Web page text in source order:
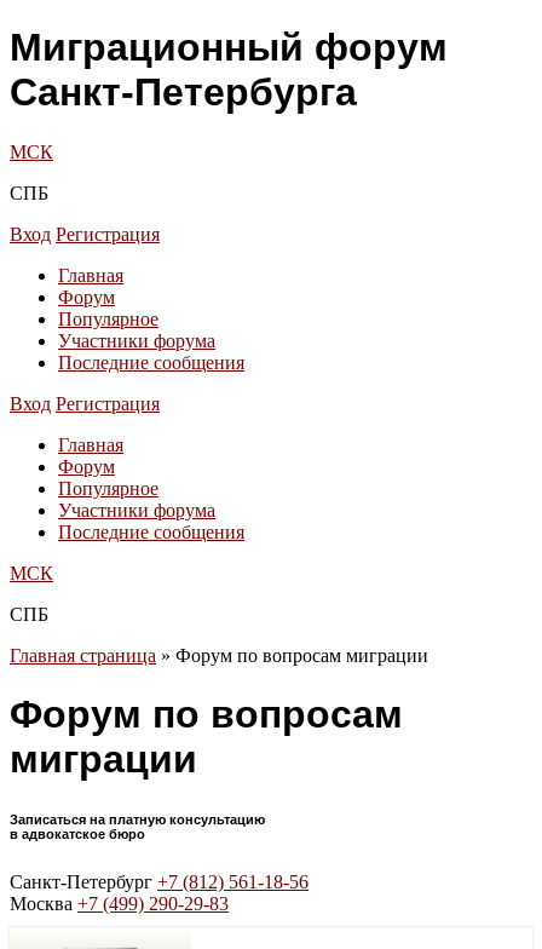
Миграционный форум
Санкт-Петербурга
МСК
СПБ
Вход Регистрация
Главная
Форум
Популярное
Участники форума
Последние сообщения
Вход Регистрация
Главная
Форум
Популярное
Участники форума
Последние сообщения
МСК
СПБ
Главная страница » Форум по вопросам миграции
Форум по вопросам
миграции
Записаться на платную консультацию
в адвокатское бюро
Санкт-Петербург +7 (812) 561-18-56
Москва +7 (499) 290-29-83